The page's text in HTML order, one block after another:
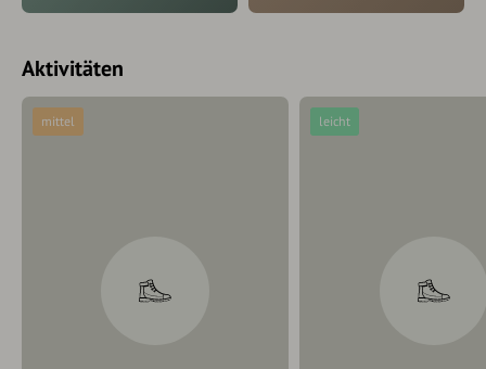
Aktivitäten
mittel leicht